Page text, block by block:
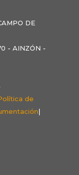
DE
- AINZÓN -
de
|